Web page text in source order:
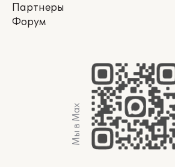
Партнеры
Форум
Мы в Max